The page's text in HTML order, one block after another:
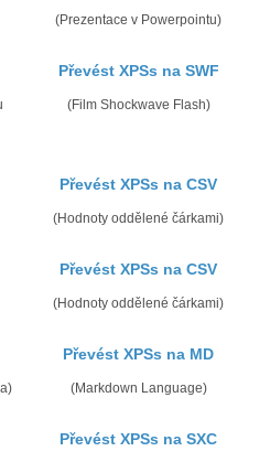
(Prezentace v Powerpointu)
Převést XPSs na SWF
(Film Shockwave Flash)
Převést XPSs na CSV
(Hodnoty oddělené čárkami)
Převést XPSs na CSV
(Hodnoty oddělené čárkami)
Převést XPSs na MD
(Markdown Language)
Převést XPSs na SXC